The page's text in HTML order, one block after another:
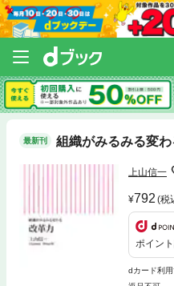
最新刊 組織がみるみる変
上山信一
792 (税
ポイン
dカード利